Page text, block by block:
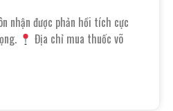
nhận được phản hồi tích cực
Địa chỉ mua thuốc võ